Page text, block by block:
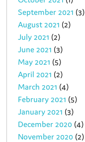
September 2021 (3)
August 2021 (2)
July 2021 (2)
June 2021 (3)
May 2021 (5)
April 2021 (2)
March 2021 (4)
February 2021 (5)
January 2021 (3)
December 2020 (4)
November 2020 (2)